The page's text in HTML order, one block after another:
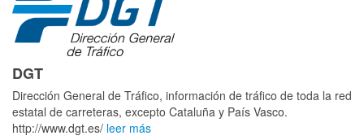
DGT
Dirección General de Tráfico, información de tráfico de toda la red
estatal de carreteras, excepto Cataluña y País Vasco.
http://www.dgt.es/ leer más